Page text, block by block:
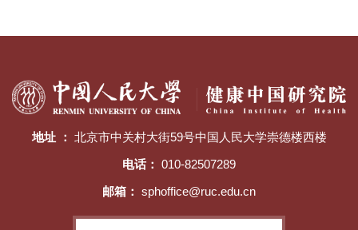
地址 ： 北京市中关村大街59号中国人民大学崇德楼西楼
电话： 010-82507289
邮箱： sphoffice@ruc.edu.cn